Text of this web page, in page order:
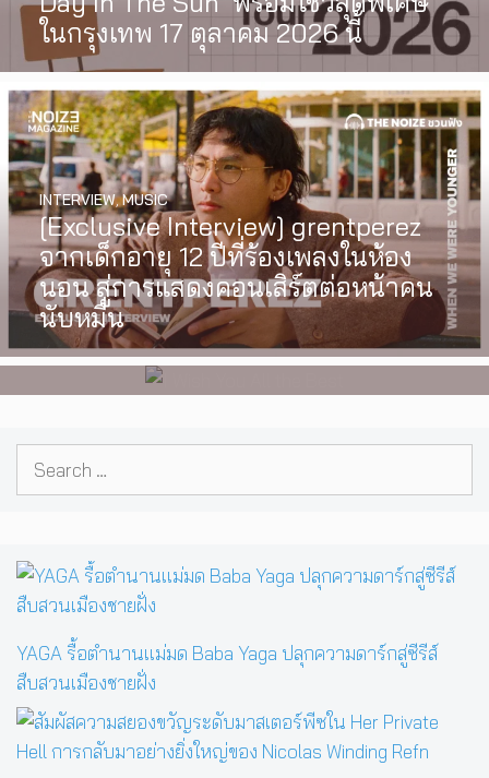
ในกรุงเทพ 17 ตุลาคม 2026 นี้
[Exclusive Interview] grentperez
จากเด็กอายุ 12 ปีที่ร้องเพลงในห้อง
นอน สู่การแสดงคอนเสิร์ตต่อหน้าคน
นับหมื่น
INTERVIEW,MUSIC
I Wish You All the Best เรื่องราวของ
วัยรุ่นนอนไบนารี่ กับครอบครัวที่เขา
เลือกได้เอง ผลงานการกำกับ
ภาพยนตร์เรื่องแรกของ Tommy
Dorfman
WATCH,LGBTQIAN+
Search
YAGA รื้อตำนานแม่มด Baba Yaga ปลุกความดาร์กสู่ซีรีส์
สืบสวนเมืองชายฝั่ง